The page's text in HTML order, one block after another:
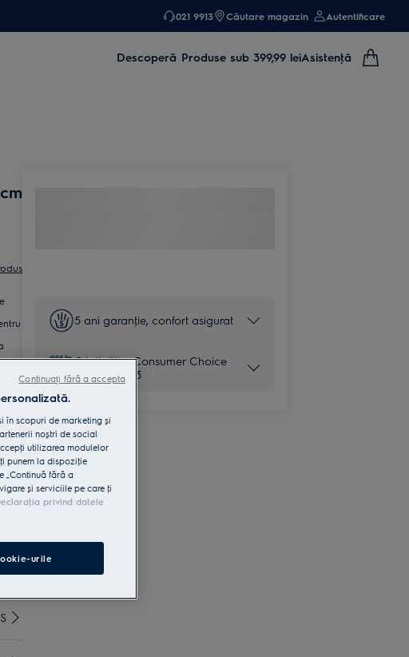
021 9913 Căutare magazin Autentificare
Descoperă Produse sub 399,99 leiAsistenţă
5 ani garanţie, confort asigurat
Câștigător Consumer Choice
Awards 2023
în scopuri de marketing și
noștri de social
utilizarea modulelor
punem la dispoziţie
„Continuă fără a
și serviciile pe care ţi
privind datele
urile
Continuați fără a accepta